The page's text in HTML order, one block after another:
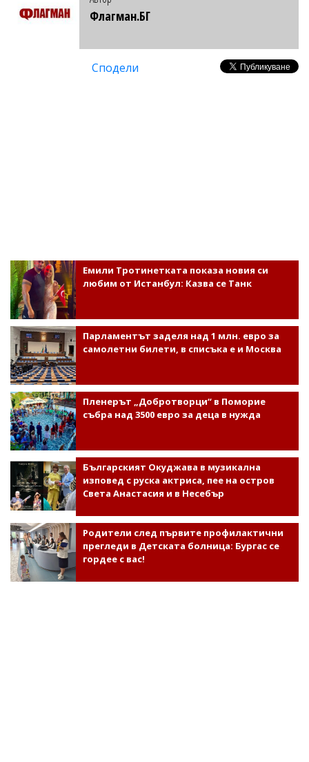
Флагман.БГ
Сподели
Емили Тротинетката показа новия си
любим от Истанбул: Казва се Танк
Парламентът заделя над 1 млн. евро за
самолетни билети, в списъка е и Москва
Пленерът „Добротворци“ в Поморие
събра над 3500 евро за деца в нужда
Българският Окуджава в музикална
изповед с руска актриса, пее на остров
Света Анастасия и в Несебър
Родители след първите профилактични
прегледи в Детската болница: Бургас се
гордее с вас!